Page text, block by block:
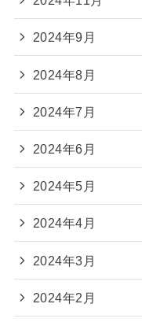
2024年9月
2024年8月
2024年7月
2024年6月
2024年5月
2024年4月
2024年3月
2024年2月